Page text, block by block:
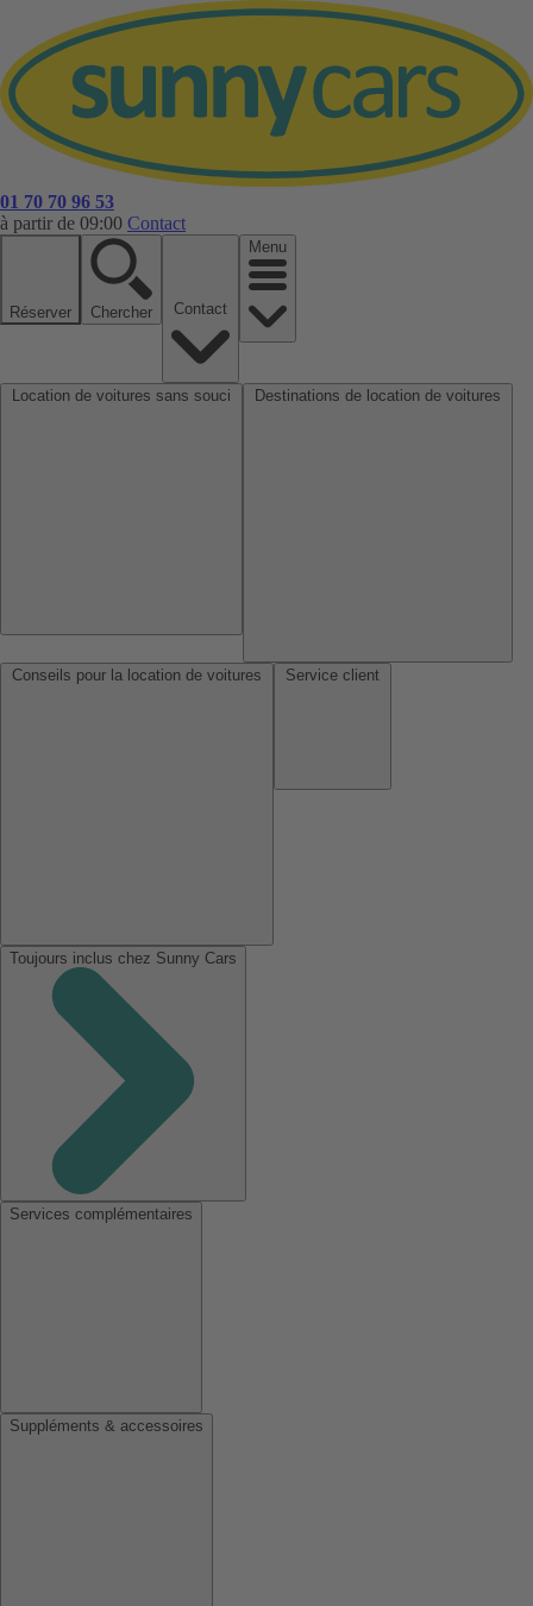
01 70 70 96 53
à partir de 09:00 Contact
Réserver Chercher
Menu
Toujours inclus chez Sunny Cars
Services complémentaires
Suppléments & accessoires